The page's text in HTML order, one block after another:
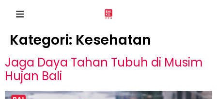
Kategori: Kesehatan
Jaga Daya Tahan Tubuh di Musim
Hujan Bali